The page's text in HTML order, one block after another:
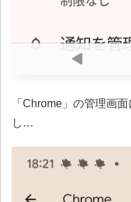
「Chrome」の管理画
し…